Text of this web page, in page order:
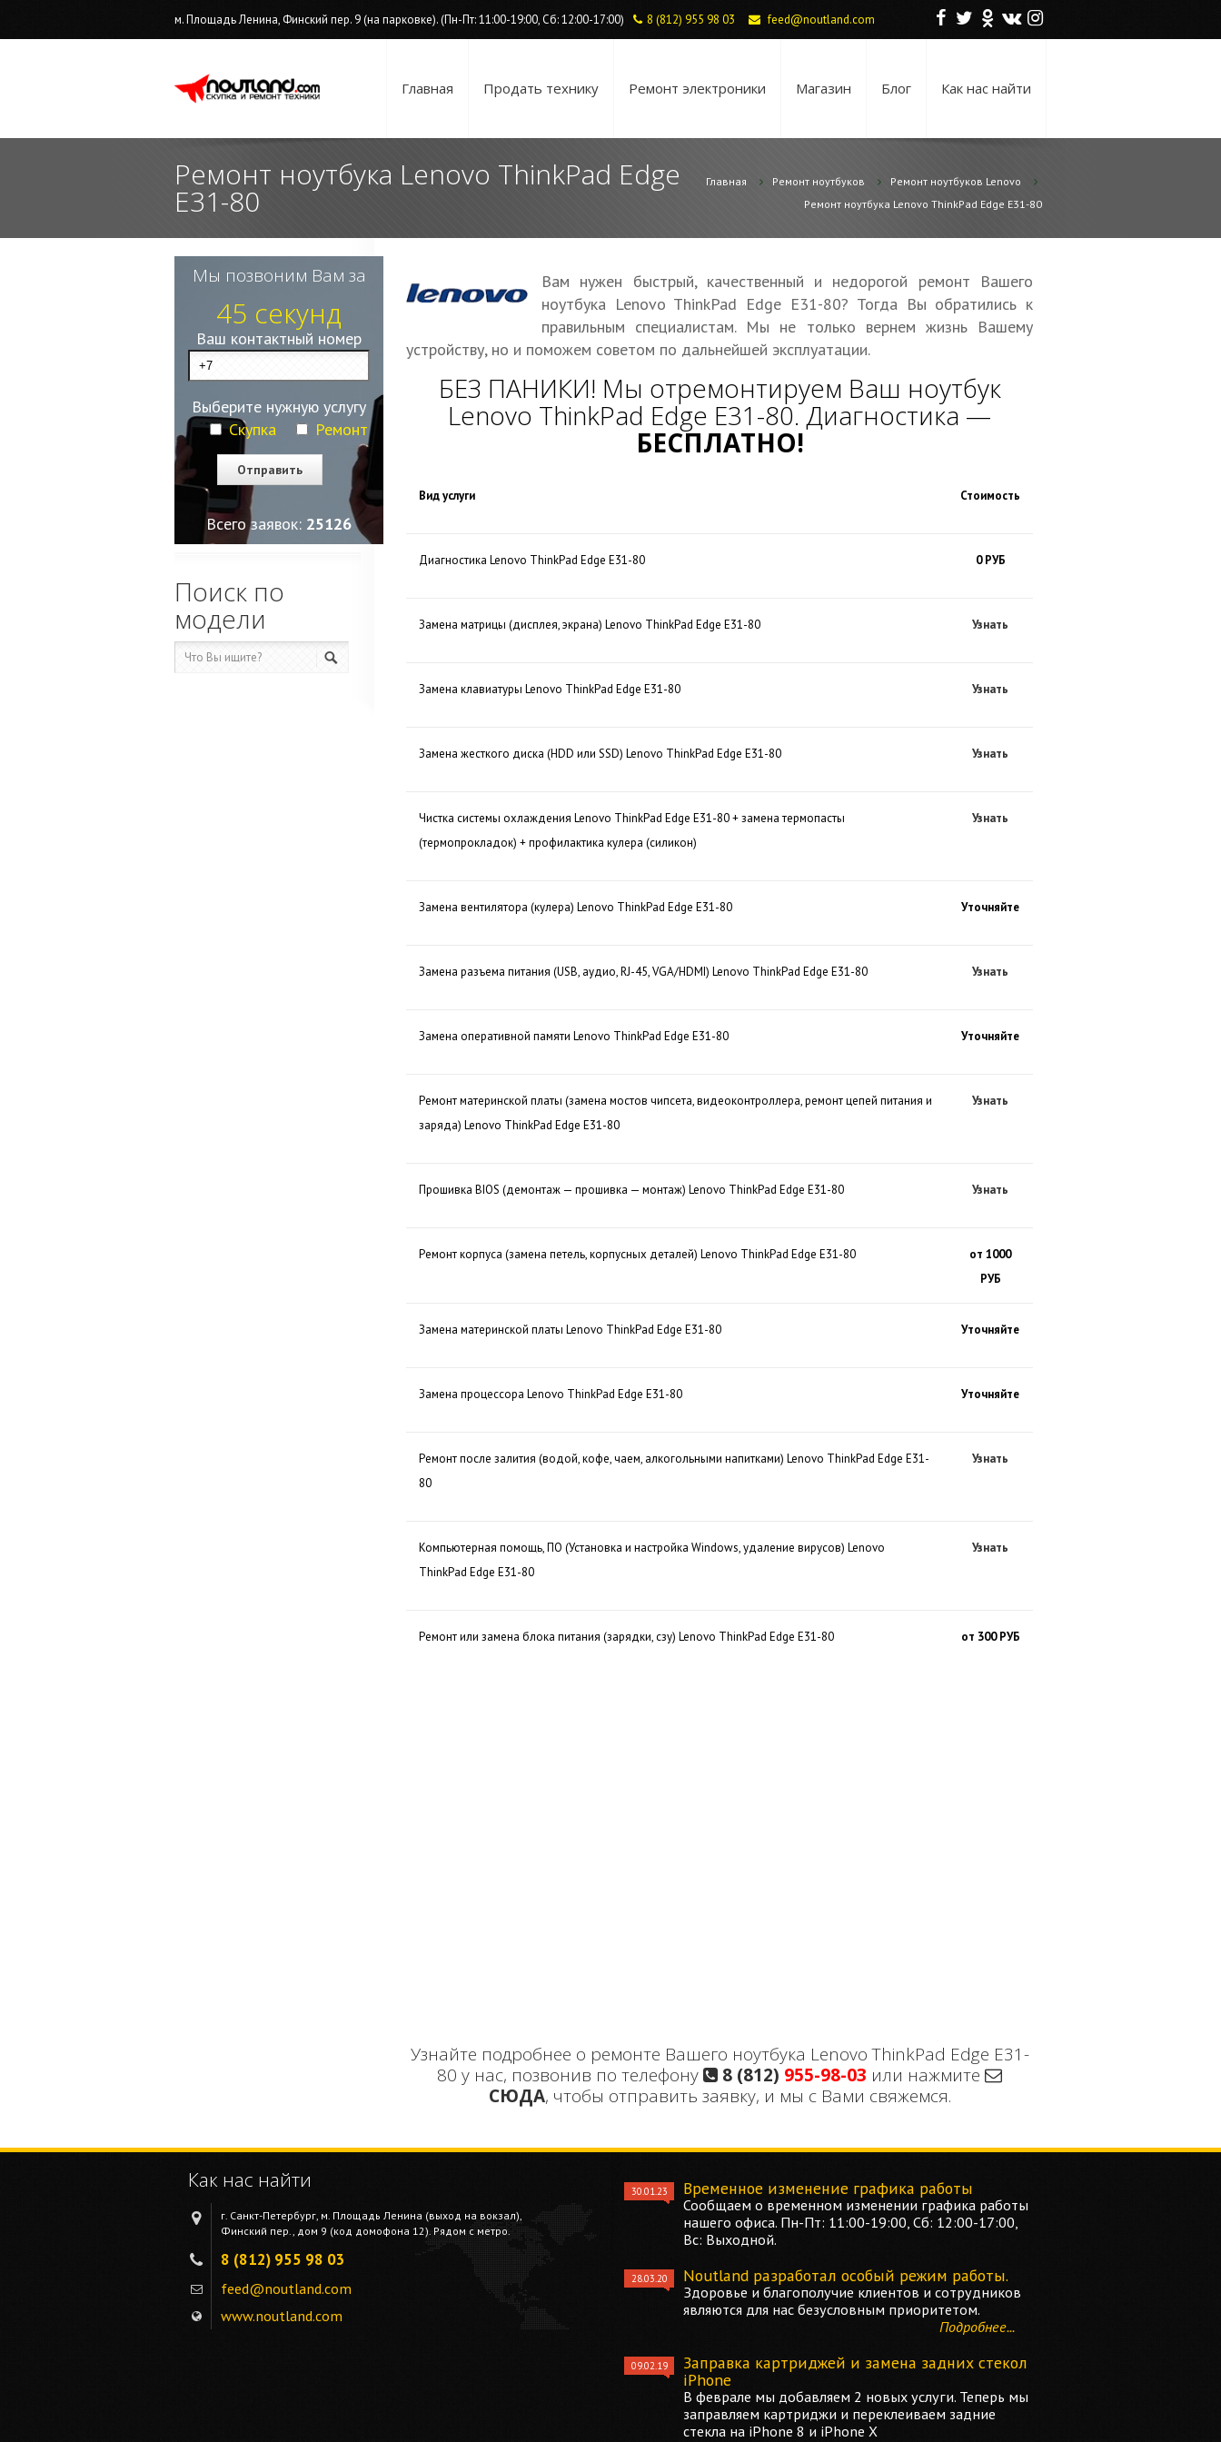
F T O V I
м. Площадь Ленина, Финский пер. 9 (на парковке). (Пн-Пт: 11:00-19:00, Сб: 12:00-17:00) 8 (812) 955 98 03 feed@noutland.com
Главная Продать технику Ремонт электроники Магазин Блог Как нас найти
Ремонт ноутбука Lenovo ThinkPad Edge
E31-80
Главная Ремонт ноутбуков
Ремонт ноутбуков Lenovo
Ремонт ноутбука Lenovo ThinkPad Edge E31-80
Вам нужен быстрый, качественный и недорогой ремонт Вашего
ноутбука Lenovo ThinkPad Edge E31-80? Тогда Вы обратились к
правильным специалистам. Мы не только вернем жизнь Вашему
устройству, но и поможем советом по дальнейшей эксплуатации.
БЕЗ ПАНИКИ! Мы отремонтируем Ваш ноутбук
Lenovo ThinkPad Edge E31-80. Диагностика —
БЕСПЛАТНО!
Вид услуги Стоимость
Диагностика Lenovo ThinkPad Edge E31-80 0 РУБ
Замена матрицы (дисплея, экрана) Lenovo ThinkPad Edge E31-80 Узнать
Замена клавиатуры Lenovo ThinkPad Edge E31-80 Узнать
Замена жесткого диска (HDD или SSD) Lenovo ThinkPad Edge E31-80 Узнать
Чистка системы охлаждения Lenovo ThinkPad Edge E31-80 + замена термопасты
(термопрокладок) + профилактика кулера (силикон)
Узнать
Замена вентилятора (кулера) Lenovo ThinkPad Edge E31-80 Уточняйте
Замена разъема питания (USB, аудио, RJ-45, VGA/HDMI) Lenovo ThinkPad Edge E31-80 Узнать
Замена оперативной памяти Lenovo ThinkPad Edge E31-80 Уточняйте
Ремонт материнской платы (замена мостов чипсета, видеоконтроллера, ремонт цепей питания и
заряда) Lenovo ThinkPad Edge E31-80
Узнать
Прошивка BIOS (демонтаж — прошивка — монтаж) Lenovo ThinkPad Edge E31-80 Узнать
Ремонт корпуса (замена петель, корпусных деталей) Lenovo ThinkPad Edge E31-80
от 1000
РУБ
Замена материнской платы Lenovo ThinkPad Edge E31-80 Уточняйте
Замена процессора Lenovo ThinkPad Edge E31-80 Уточняйте
Ремонт после залития (водой, кофе, чаем, алкогольными напитками) Lenovo ThinkPad Edge E31-
80
Узнать
Компьютерная помощь, ПО (Установка и настройка Windows, удаление вирусов) Lenovo
ThinkPad Edge E31-80
Узнать
Ремонт или замена блока питания (зарядки, сзу) Lenovo ThinkPad Edge E31-80 от 300 РУБ
Узнайте подробнее о ремонте Вашего ноутбука Lenovo ThinkPad Edge E31-
80 у нас, позвонив по телефону
8 (812) 955-98-03 или нажмите
СЮДА, чтобы отправить заявку, и мы с Вами свяжемся.
Мы позвоним Вам за
45 секунд
Ваш контактный номер
Выберите нужную услугу
Скупка
Ремонт
Всего заявок: 25126
Поиск по
модели
Как нас найти
г. Санкт-Петербург, м. Площадь Ленина (выход на вокзал),
Финский пер., дом 9 (код домофона 12). Рядом с метро.
8 (812) 955 98 03
feed@noutland.com
www.noutland.com
30.01.23 Временное изменение графика работы
Сообщаем о временном изменении графика работы
нашего офиса. Пн-Пт: 11:00-19:00, Сб: 12:00-17:00,
Вс: Выходной.
28.03.20 Noutland разработал особый режим работы.
Здоровье и благополучие клиентов и сотрудников
являются для нас безусловным приоритетом.
Подробнее...
09.02.19
Заправка картриджей и замена задних стекол
iPhone
В феврале мы добавляем 2 новых услуги. Теперь мы
заправляем картриджи и переклеиваем задние
стекла на iPhone 8 и iPhone X